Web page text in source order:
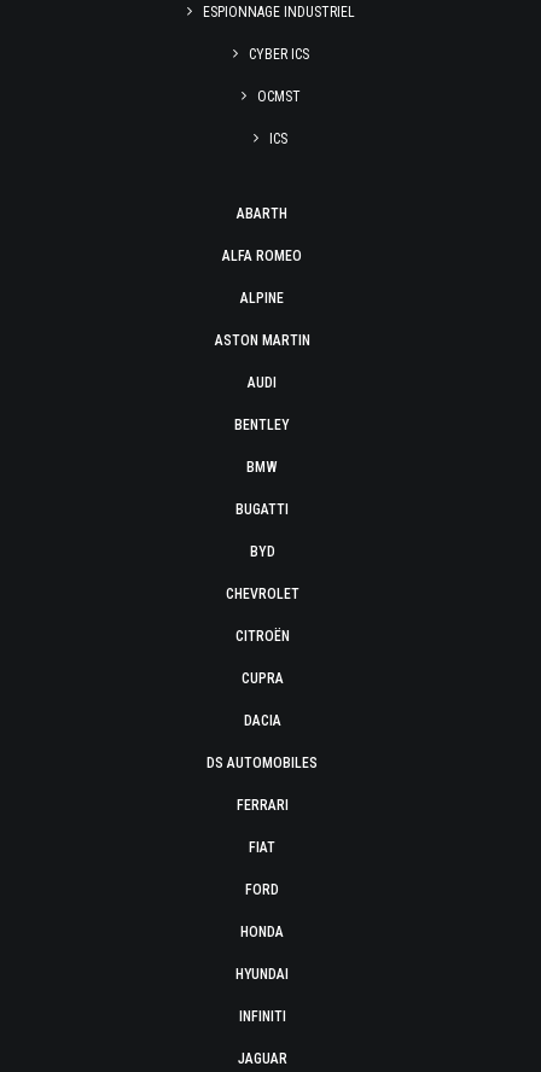
ESPIONNAGE INDUSTRIEL
CYBER ICS
OCMST
ICS
ABARTH
ALFA ROMEO
ALPINE
ASTON MARTIN
AUDI
BENTLEY
BMW
BUGATTI
BYD
CHEVROLET
CITROËN
CUPRA
DACIA
DS AUTOMOBILES
FERRARI
FIAT
FORD
HONDA
HYUNDAI
INFINITI
JAGUAR